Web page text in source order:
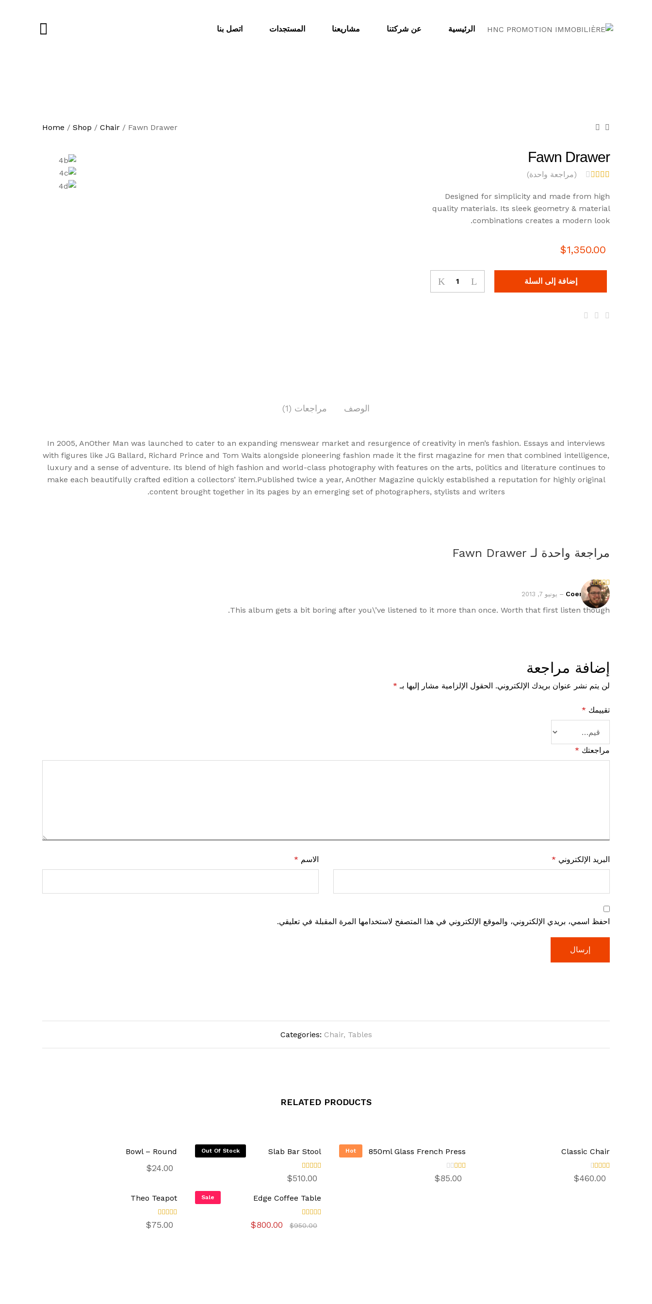
الرئيسية عن شركتنا مشاريعنا المستجدات اتصل بنا
Home / Shop / Chair / Fawn Drawer
Fawn Drawer
التقيي
م بـ
3.00
من 5
بناءً
عميل
واحد
(مراجعة واحدة)
Designed for simplicity and made from high
quality materials. Its sleek geometry & material
combinations creates a modern look.
$1,350.00
إضافة إلى السلة
الوصف مراجعات (1)
In 2005, AnOther Man was launched to cater to an expanding menswear market and resurgence of creativity in men’s fashion. Essays and interviews
with figures like JG Ballard, Richard Prince and Tom Waits alongside pioneering fashion made it the first magazine for men that combined intelligence,
luxury and a sense of adventure. Its blend of high fashion and world-class photography with features on the arts, politics and literature continues to
make each beautifully crafted edition a collectors’ item.Published twice a year, AnOther Magazine quickly established a reputation for highly original
content brought together in its pages by an emerging set of photographers, stylists and writers.
مراجعة واحدة لـ Fawn Drawer
تم
التقيي
م3
من 5
Coen Jacobs
– يونيو 7, 2013
This album gets a bit boring after you\’ve listened to it more than once. Worth that first listen though.
إضافة مراجعة
لن يتم نشر عنوان بريدك الإلكتروني. الحقول الإلزامية مشار إليها بـ *
تقييمك *
مراجعتك *
الاسم * البريد الإلكتروني *
احفظ اسمي، بريدي الإلكتروني، والموقع الإلكتروني في هذا المتصفح لاستخدامها المرة المقبلة في تعليقي.
Categories: Chair, Tables
RELATED PRODUCTS
Bowl – Round
$24.00
Out Of Stock Slab Bar Stool
تم
التقييم
من 5
$510.00
Hot 850ml Glass French Press
تم
التق
$85.00
Classic Chair
تم
التقيي
$460.00
Theo Teapot
تم
التقييم
$75.00
Sale Edge Coffee Table
تم
التقييم
$950.00
السعر
$800.00